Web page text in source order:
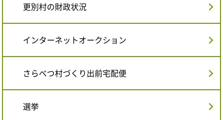
更別村の財政状況
インターネットオークション
さらべつ村づくり出前宅配便
選挙